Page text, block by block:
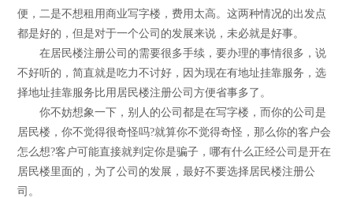
便，二是不想租用商业写字楼，费用太高。这两种情况的出发点
都是好的，但是对于一个公司的发展来说，未必就是好事。
在居民楼注册公司的需要很多手续，要办理的事情很多，说
不好听的，简直就是吃力不讨好，因为现在有地址挂靠服务，选
择地址挂靠服务比用居民楼注册公司方便省事多了。
你不妨想象一下，别人的公司都是在写字楼，而你的公司是
居民楼，你不觉得很奇怪吗?就算你不觉得奇怪，那么你的客户会
怎么想?客户可能直接就判定你是骗子，哪有什么正经公司是开在
居民楼里面的，为了公司的发展，最好不要选择居民楼注册公
司。